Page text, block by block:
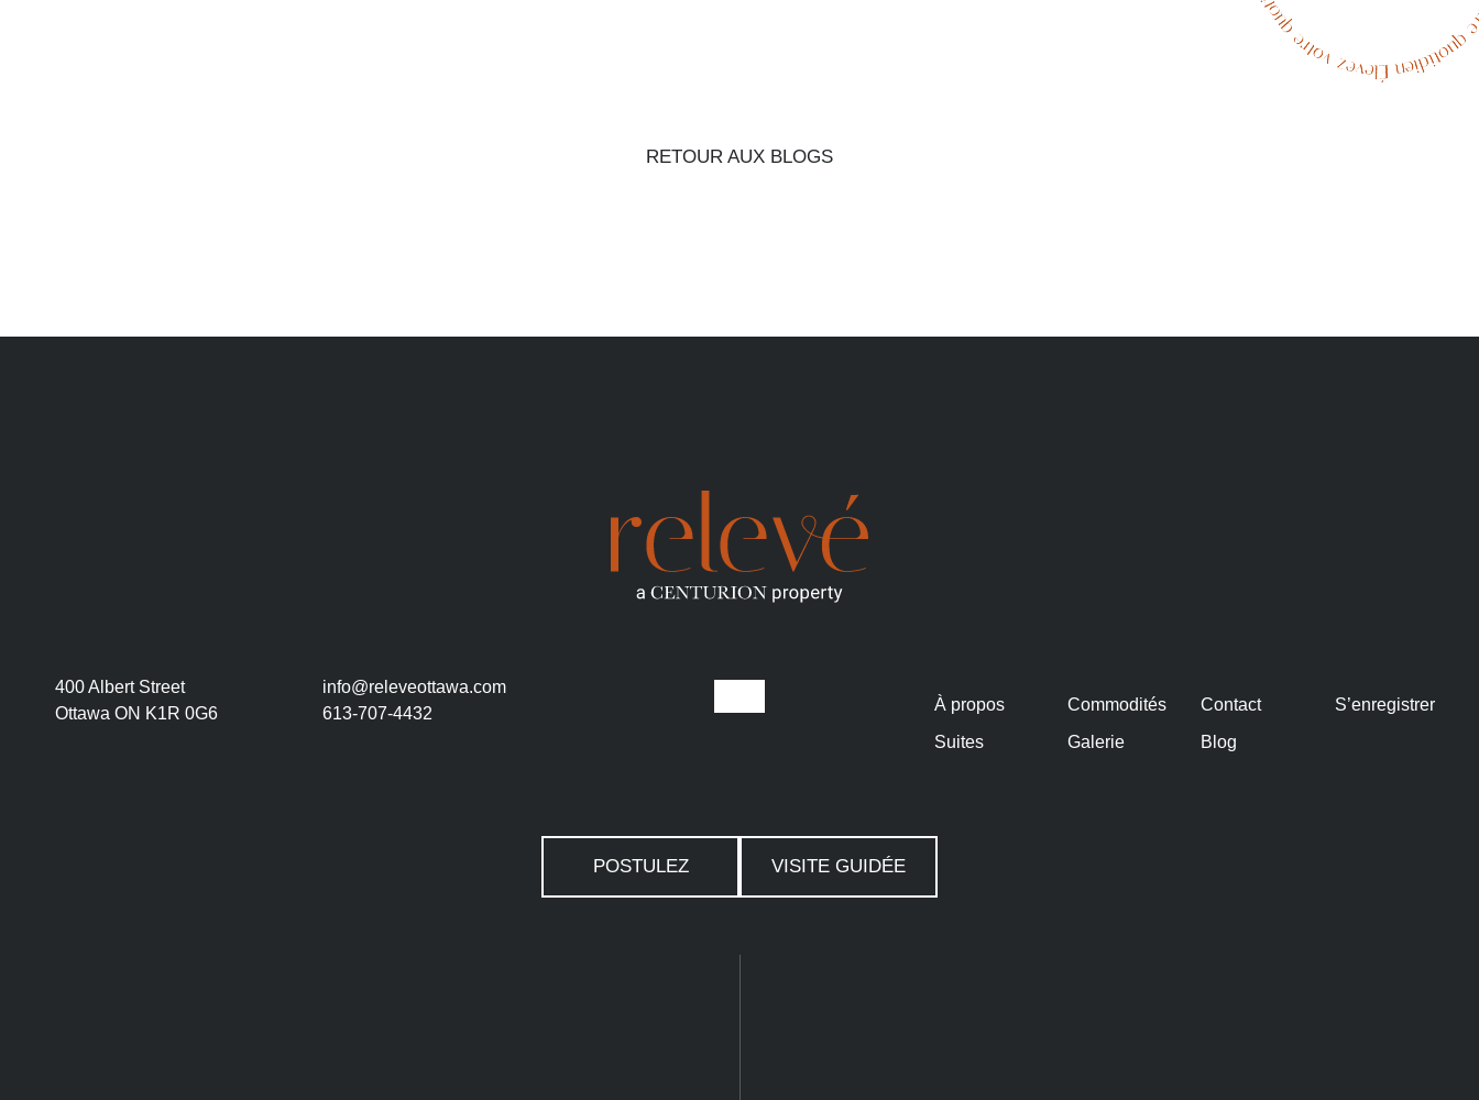
RETOUR AUX BLOGS
400 Albert Street
Ottawa ON K1R 0G6
info@releveottawa.com
613-707-4432
À propos
Suites
Commodités
Galerie
Contact
Blog
S’enregistrer
POSTULEZ VISITE GUIDÉE